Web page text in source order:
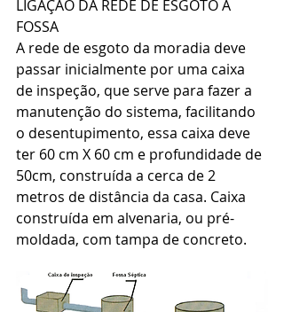
LIGAÇÃO DA REDE DE ESGOTO À
FOSSA
A rede de esgoto da moradia deve
passar inicialmente por uma caixa
de inspeção, que serve para fazer a
manutenção do sistema, facilitando
o desentupimento, essa caixa deve
ter 60 cm X 60 cm e profundidade de
50cm, construída a cerca de 2
metros de distância da casa. Caixa
construída em alvenaria, ou pré-
moldada, com tampa de concreto.